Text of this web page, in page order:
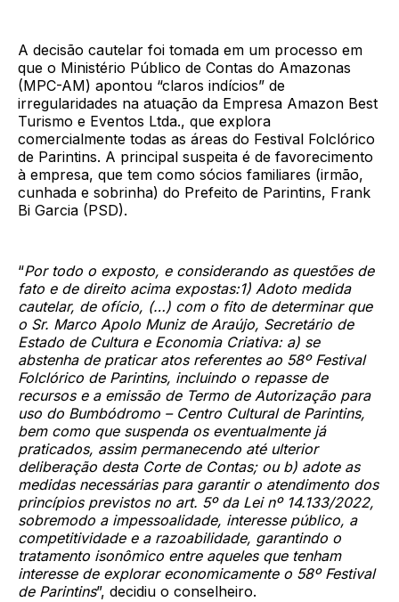
A decisão cautelar foi tomada em um processo em
que o Ministério Público de Contas do Amazonas
(MPC-AM) apontou “claros indícios” de
irregularidades na atuação da Empresa Amazon Best
Turismo e Eventos Ltda., que explora
comercialmente todas as áreas do Festival Folclórico
de Parintins. A principal suspeita é de favorecimento
à empresa, que tem como sócios familiares (irmão,
cunhada e sobrinha) do Prefeito de Parintins, Frank
Bi Garcia (PSD).
“Por todo o exposto, e considerando as questões de
fato e de direito acima expostas:1) Adoto medida
cautelar, de ofício, (…) com o fito de determinar que
o Sr. Marco Apolo Muniz de Araújo, Secretário de
Estado de Cultura e Economia Criativa: a) se
abstenha de praticar atos referentes ao 58º Festival
Folclórico de Parintins, incluindo o repasse de
recursos e a emissão de Termo de Autorização para
uso do Bumbódromo – Centro Cultural de Parintins,
bem como que suspenda os eventualmente já
praticados, assim permanecendo até ulterior
deliberação desta Corte de Contas; ou b) adote as
medidas necessárias para garantir o atendimento dos
princípios previstos no art. 5º da Lei nº 14.133/2022,
sobremodo a impessoalidade, interesse público, a
competitividade e a razoabilidade, garantindo o
tratamento isonômico entre aqueles que tenham
interesse de explorar economicamente o 58º Festival
de Parintins”, decidiu o conselheiro.